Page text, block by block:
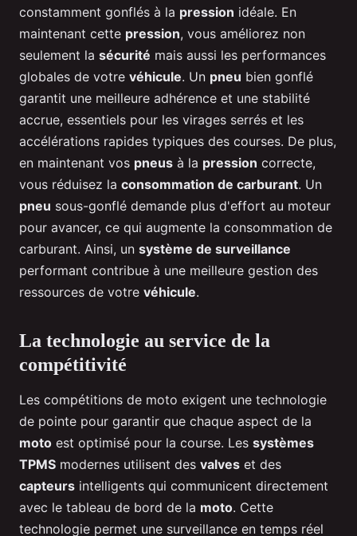
constamment gonflés à la pression idéale. En
maintenant cette pression, vous améliorez non
seulement la sécurité mais aussi les performances
globales de votre véhicule. Un pneu bien gonflé
garantit une meilleure adhérence et une stabilité
accrue, essentiels pour les virages serrés et les
accélérations rapides typiques des courses. De plus,
en maintenant vos pneus à la pression correcte,
vous réduisez la consommation de carburant. Un
pneu sous-gonflé demande plus d'effort au moteur
pour avancer, ce qui augmente la consommation de
carburant. Ainsi, un système de surveillance
performant contribue à une meilleure gestion des
ressources de votre véhicule.
La technologie au service de la
compétitivité
Les compétitions de moto exigent une technologie
de pointe pour garantir que chaque aspect de la
moto est optimisé pour la course. Les systèmes
TPMS modernes utilisent des valves et des
capteurs intelligents qui communicent directement
avec le tableau de bord de la moto. Cette
technologie permet une surveillance en temps réel